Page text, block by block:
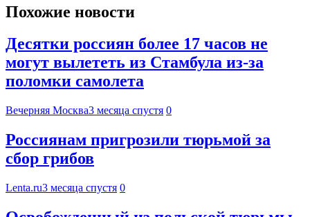
Похожие новости
Десятки россиян более 17 часов не
могут вылететь из Стамбула из-за
поломки самолета
Вечерняя Москва3 месяца спустя 0
Россиянам пригрозили тюрьмой за
сбор грибов
Lenta.ru3 месяца спустя 0